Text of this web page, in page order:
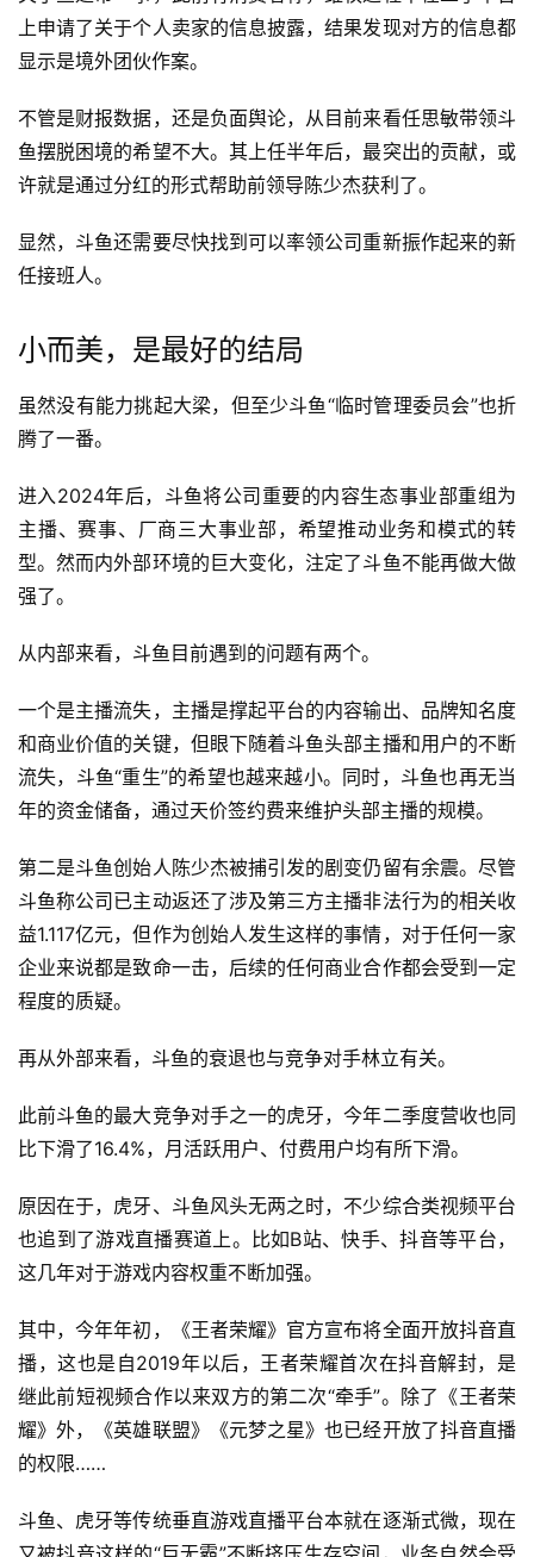
上申请了关于个人卖家的信息披露，结果发现对方的信息都
显示是境外团伙作案。
不管是财报数据，还是负面舆论，从目前来看任思敏带领斗
鱼摆脱困境的希望不大。其上任半年后，最突出的贡献，或
许就是通过分红的形式帮助前领导陈少杰获利了。
显然，斗鱼还需要尽快找到可以率领公司重新振作起来的新
任接班人。
小而美，是最好的结局
虽然没有能力挑起大梁，但至少斗鱼“临时管理委员会”也折
腾了一番。
进入2024年后，斗鱼将公司重要的内容生态事业部重组为
主播、赛事、厂商三大事业部，希望推动业务和模式的转
型。然而内外部环境的巨大变化，注定了斗鱼不能再做大做
强了。
从内部来看，斗鱼目前遇到的问题有两个。
一个是主播流失，主播是撑起平台的内容输出、品牌知名度
和商业价值的关键，但眼下随着斗鱼头部主播和用户的不断
流失，斗鱼“重生”的希望也越来越小。同时，斗鱼也再无当
年的资金储备，通过天价签约费来维护头部主播的规模。
第二是斗鱼创始人陈少杰被捕引发的剧变仍留有余震。尽管
斗鱼称公司已主动返还了涉及第三方主播非法行为的相关收
益1.117亿元，但作为创始人发生这样的事情，对于任何一家
企业来说都是致命一击，后续的任何商业合作都会受到一定
程度的质疑。
再从外部来看，斗鱼的衰退也与竞争对手林立有关。
此前斗鱼的最大竞争对手之一的虎牙，今年二季度营收也同
比下滑了16.4%，月活跃用户、付费用户均有所下滑。
原因在于，虎牙、斗鱼风头无两之时，不少综合类视频平台
也追到了游戏直播赛道上。比如B站、快手、抖音等平台，
这几年对于游戏内容权重不断加强。
其中，今年年初，《王者荣耀》官方宣布将全面开放抖音直
播，这也是自2019年以后，王者荣耀首次在抖音解封，是
继此前短视频合作以来双方的第二次“牵手”。除了《王者荣
耀》外，《英雄联盟》《元梦之星》也已经开放了抖音直播
的权限……
斗鱼、虎牙等传统垂直游戏直播平台本就在逐渐式微，现在